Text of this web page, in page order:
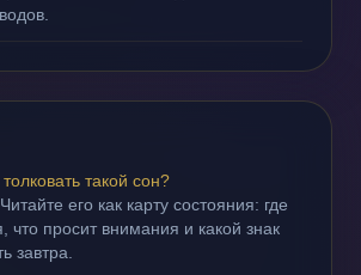
такой сон?
его как карту состояния: где
что просит внимания и какой знак
завтра.